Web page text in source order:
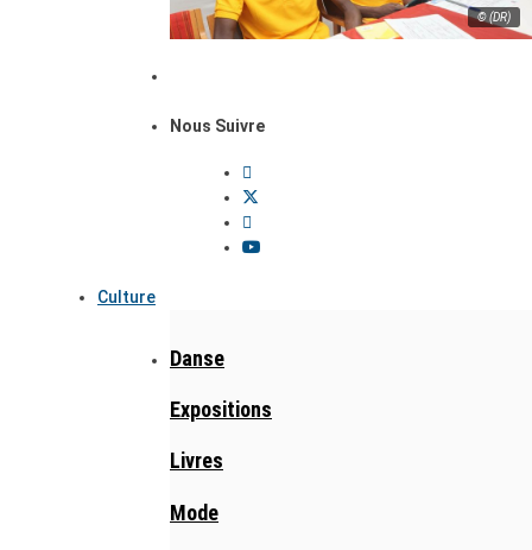
© (DR)
Nous Suivre
Culture
Danse
Expositions
Livres
Mode